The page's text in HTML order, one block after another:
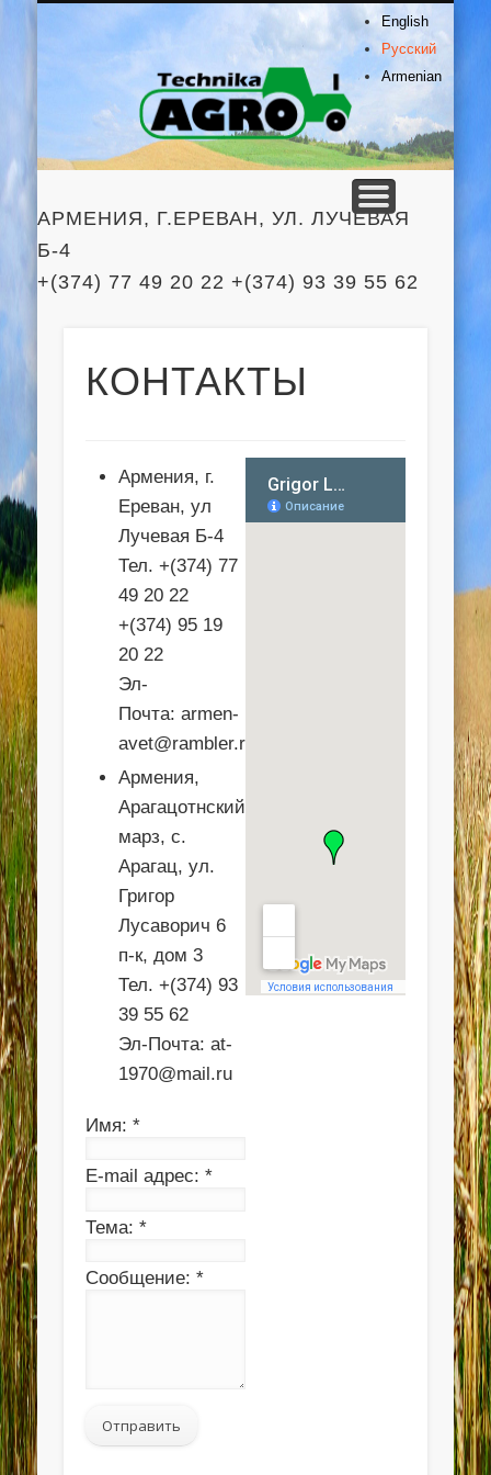
Agro
English
Русский
Armenian
АРМЕНИЯ, Г.ЕРЕВАН, УЛ. ЛУЧЕВАЯ
Б-4
+(374) 77 49 20 22 +(374) 93 39 55 62
ГЛАВНАЯ
ПРОДУКЦИЯ
СЕРВИС
О КОМПАНИИ
КОНТАКТЫ
КОНТАКТЫ
Армения, г.
Ереван, ул
Лучевая Б-4
Тел. +(374) 77
49 20 22
+(374) 95 19
20 22
Эл-
Почта:armen-
avet@rambler.ru
Армения,
Арагацотнский
марз, с.
Арагац, ул.
Григор
Лусаворич 6
п-к, дом 3
Тел. +(374) 93
39 55 62
Эл-Почта:at-
1970@mail.ru
Имя:*
E-mail адрес:*
Тема:*
Сообщение:*